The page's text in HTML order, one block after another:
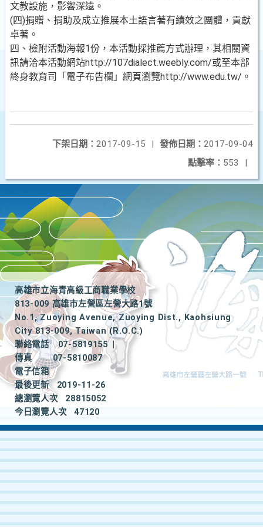
文教設施，影響深遠。
(四)捐贈、捐助及成立推展本土語言著有績效之團體，貢獻
卓著。
四、檢附活動海報1份，本活動採推薦方式辦理，其相關資
訊請洽本活動網站http://107dialect.weebly.com/或至本部
終身教育司「電子布告欄」網頁瀏覽http://www.edu.tw/。
發佈日期： 2017-09-04
下架日期： 2017-09-15
|
點擊率： 553 |
高雄市立海青高級工商職業學校
813-009 高雄市左營區左營大路1號
No.1, Zuoying Avenue, Zuoying Dist., Kaohsiung
City 813-009, Taiwan (R.O.C.)
聯絡電話
07-5819155
|
傳真
07-5810087
電子信箱
最後更新
2019-11-26
總瀏覽人次
28815052
今日瀏覽人次
47120